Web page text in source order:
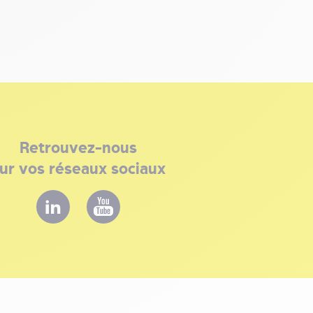
Retrouvez-nous
vos réseaux sociaux